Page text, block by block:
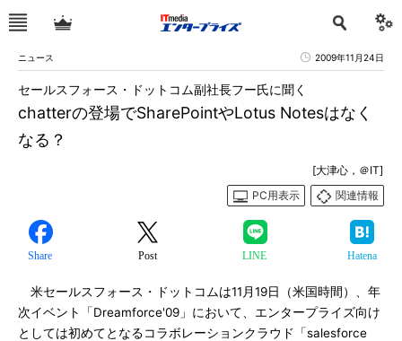
ニュース 2009年11月24日
chatterの登場でSharePointやLotus Notesはなく
なる？
セールスフォース・ドットコム副社長フー氏に聞く
[大津心，＠IT]
PC用表示
関連情報
Share Post LINE Hatena
米セールスフォース・ドットコムは11月19日（米国時間）、年
次イベント「Dreamforce'09」において、エンタープライズ向け
としては初めてとなるコラボレーションクラウド「salesforce